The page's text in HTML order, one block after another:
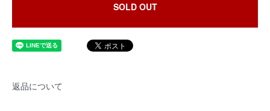
SOLD OUT
返品について